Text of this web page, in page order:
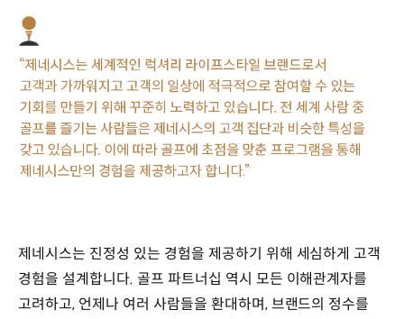
제네시스는 진정성 있는 경험을 제공하기 위해 세심하게 고객
경험을 설계합니다. 골프 파트너십 역시 모든 이해관계자를
고려하고, 언제나 여러 사람들을 환대하며, 브랜드의 정수를